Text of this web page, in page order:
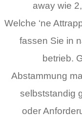
away wie
Welche ‘ne
fassen Sie in
betrieb.
Abstammung
selbststandig
oder